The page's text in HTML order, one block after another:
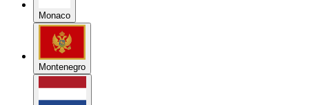
Monaco
Montenegro